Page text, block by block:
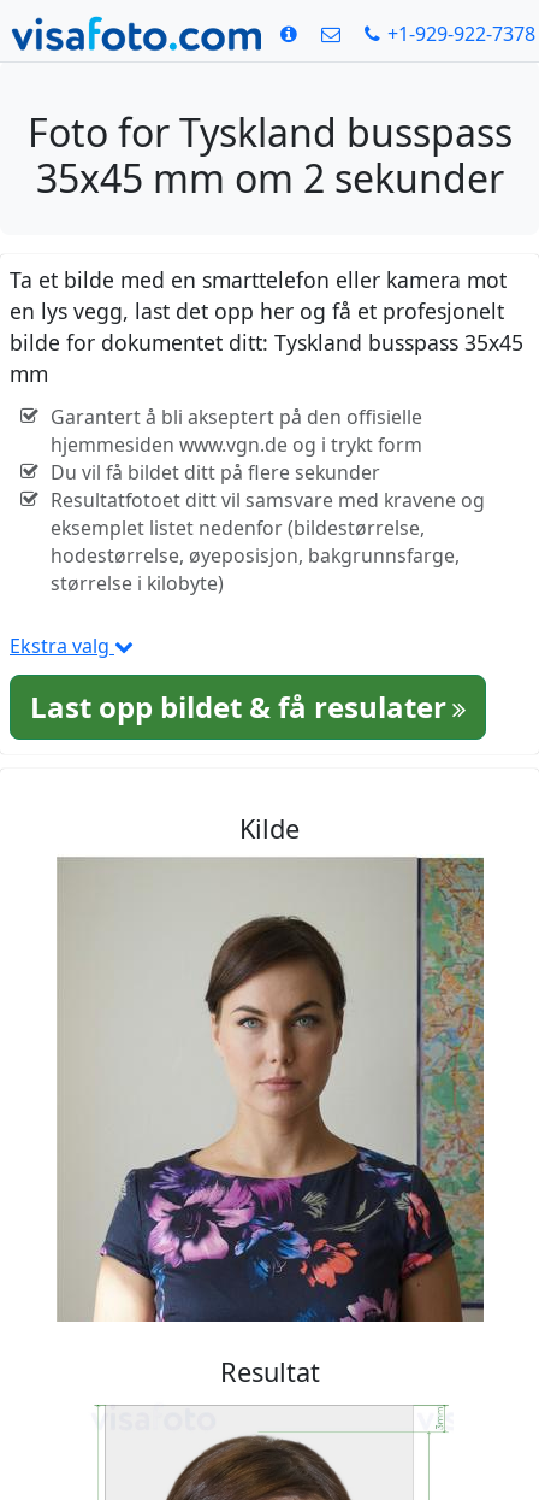
+1-929-922-7378
Foto for Tyskland busspass
35x45 mm om 2 sekunder
Ta et bilde med en smarttelefon eller kamera mot
en lys vegg, last det opp her og få et profesjonelt
bilde for dokumentet ditt: Tyskland busspass 35x45
mm
Garantert å bli akseptert på den offisielle
hjemmesiden www.vgn.de og i trykt form
Du vil få bildet ditt på flere sekunder
Resultatfotoet ditt vil samsvare med kravene og
eksemplet listet nedenfor (bildestørrelse,
hodestørrelse, øyeposisjon, bakgrunnsfarge,
størrelse i kilobyte)
Ekstra valg
Last opp bildet & få resulater
Kilde
Resultat